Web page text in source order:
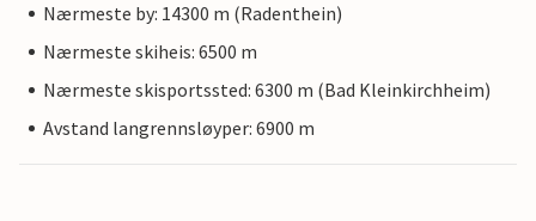
Nærmeste by: 14300 m (Radenthein)
Nærmeste skiheis: 6500 m
Nærmeste skisportssted: 6300 m (Bad Kleinkirchheim)
Avstand langrennsløyper: 6900 m